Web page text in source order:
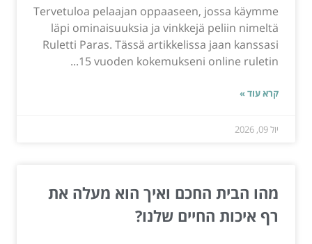
Tervetuloa pelaajan oppaaseen, jossa käymme
läpi ominaisuuksia ja vinkkejä peliin nimeltä
Ruletti Paras. Tässä artikkelissa jaan kanssasi
15 vuoden kokemukseni online ruletin...
קרא עוד »
יול 09, 2026
מהו הבית החכם ואיך הוא מעלה את
רף איכות החיים שלנו?